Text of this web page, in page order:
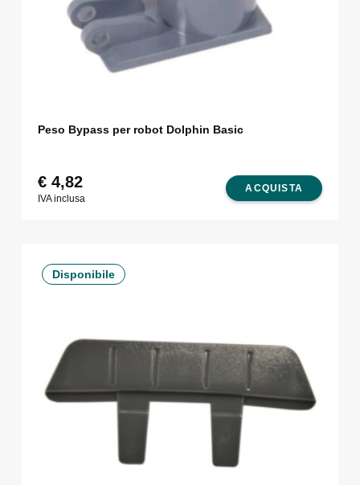
Peso Bypass per robot Dolphin Basic
ACQUISTA
€4,82
IVA inclusa
Disponibile